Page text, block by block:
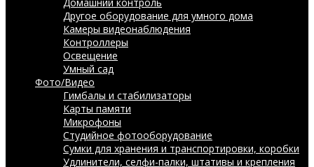
Другое оборудование для умного дома
Камеры видеонаблюдения
Контроллеры
Освещение
Умный сад
Фото/Видео
Гимбалы и стабилизаторы
Карты памяти
Микрофоны
Студийное фотооборудование
Сумки для хранения и транспортировки, коробки
Удлинители, селфи-палки, штативы и крепления